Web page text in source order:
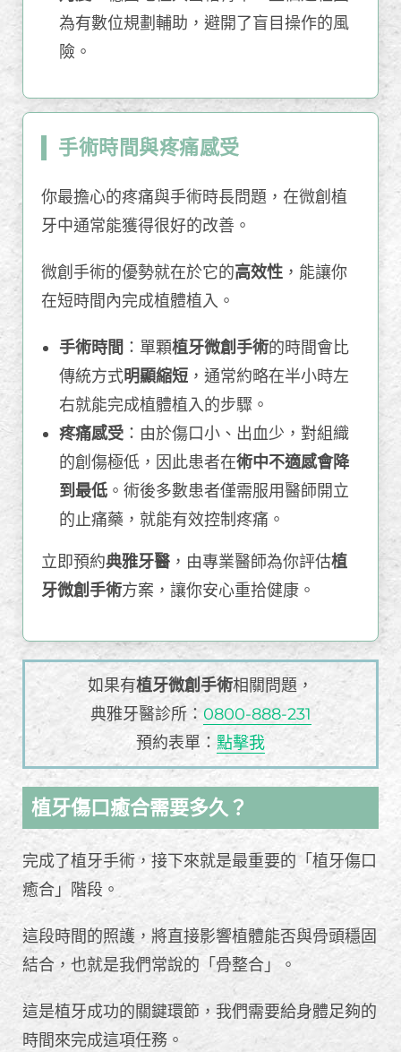
為有數位規劃輔助，避開了盲目操作的風
險。
手術時間與疼痛感受
你最擔心的疼痛與手術時長問題，在微創植
牙中通常能獲得很好的改善。
微創手術的優勢就在於它的高效性 ，能讓你
在短時間內完成植體植入。
手術時間 ：單顆植牙微創手術的時間會比
傳統方式明顯縮短 ，通常約略在半小時左
右就能完成植體植入的步驟。
疼痛感受 ：由於傷口小、出血少，對組織
的創傷極低，因此患者在術中不適感會降
到最低 。術後多數患者僅需服用醫師開立
的止痛藥，就能有效控制疼痛。
立即預約典雅牙醫 ，由專業醫師為你評估植
牙微創手術方案，讓你安心重拾健康。
如果有植牙微創手術相關問題，
典雅牙醫診所： 0800-888-231
預約表單： 點擊我
植牙傷口癒合需要多久？
完成了植牙手術，接下來就是最重要的「植牙傷口
癒合」階段。
這段時間的照護，將直接影響植體能否與骨頭穩固
結合，也就是我們常說的「骨整合」。
這是植牙成功的關鍵環節，我們需要給身體足夠的
時間來完成這項任務。